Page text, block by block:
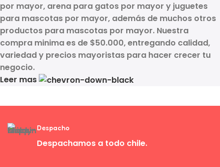
por mayor, arena para gatos por mayor y juguetes
para mascotas por mayor, además de muchos otros
productos para mascotas por mayor. Nuestra
compra minima es de $50.000, entregando calidad,
variedad y precios mayoristas para hacer crecer tu
negocio.
Leer mas
Despacho
Despachamos a todo chile.